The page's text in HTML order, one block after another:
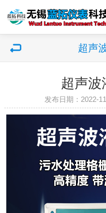
超声
超声波
发布日期：2022-